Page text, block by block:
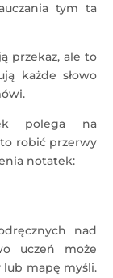
tym ta
przekaz, ale to
każde słowo
polega na
robić przerwy
notatek:
nad
uczeń może
mapę myśli.